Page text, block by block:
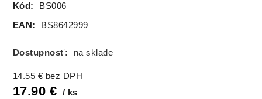
Kód: BS006
EAN: BS8642999
Dostupnosť: na sklade
14.55 € bez DPH
17.90 € ks